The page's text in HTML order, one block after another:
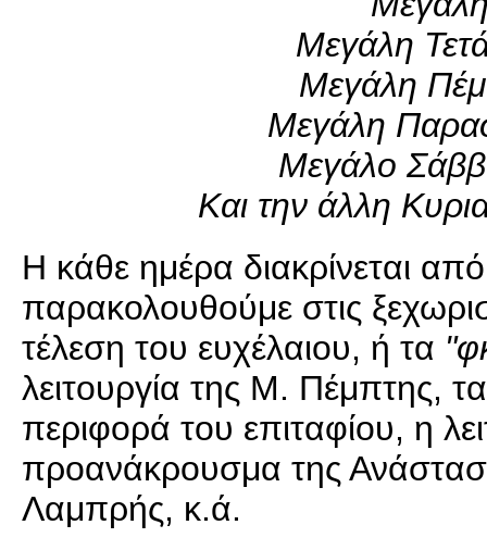
Μεγάλη
Μεγάλη
Μεγάλη
Μεγάλο
Και την άλλη
Η κάθε ημέρα διακρίνεται από
παρακολουθούμε στις
τέλεση του ευχέλαιου, ή τα
λειτουργία της Μ. Πέμπτης,
περιφορά του επιταφίου, η
προανάκρουσμα της
Λαμπρής, κ.ά.